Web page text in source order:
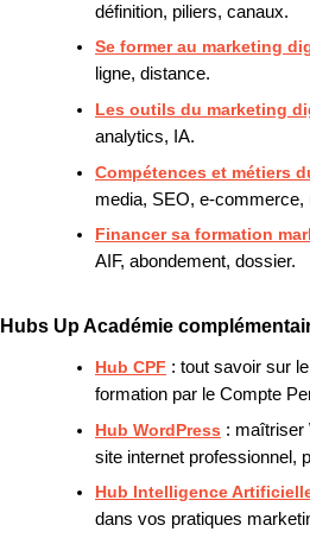
définition, piliers, canaux.
Se former au marketing
ligne, distance.
Les outils du marketing
analytics, IA.
Compétences et métiers
media, SEO, e-commerce,
Financer sa formation
AIF, abondement, dossier.
Hubs Up Académie
Hub CPF : tout savoir sur
formation par le Compte
Hub WordPress : maîtriser
site internet professionnel,
Hub Intelligence
dans vos pratiques